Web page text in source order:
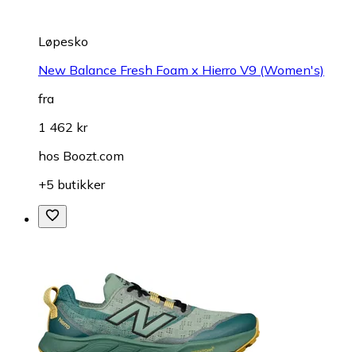
Løpesko
New Balance Fresh Foam x Hierro V9 (Women's)
fra
1 462 kr
hos Boozt.com
+5 butikker